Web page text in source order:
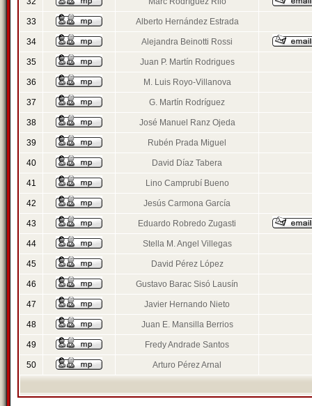
33 Alberto Hernández Estrada
34 Alejandra Beinotti Rossi
35 Juan P. Martín Rodrigues
36 M. Luis Royo-Villanova
37 G. Martín Rodríguez
38 José Manuel Ranz Ojeda
39 Rubén Prada Miguel
40 David Díaz Tabera
41 Lino Camprubí Bueno
42 Jesús Carmona García
43 Eduardo Robredo Zugasti
44 Stella M. Angel Villegas
45 David Pérez López
46 Gustavo Barac Sisó Lausín
47 Javier Hernando Nieto
48 Juan E. Mansilla Berrios
49 Fredy Andrade Santos
50 Arturo Pérez Arnal